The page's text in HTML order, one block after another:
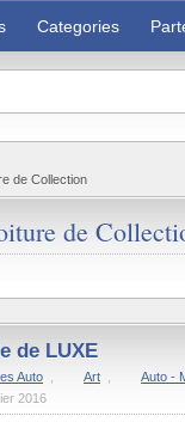
Categories
de Collection
de
de LUXE
Auto Art Auto -
2016